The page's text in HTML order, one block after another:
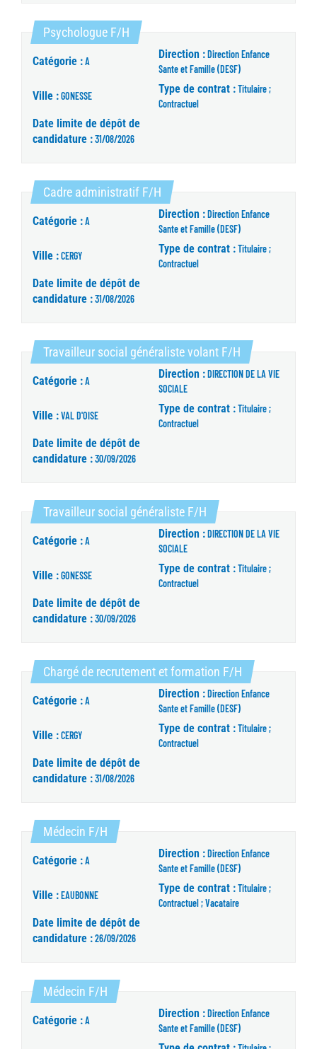
Psychologue F/H (Nouvelle fenêtre)
Catégorie :A
Direction :Direction Enfance
Sante et Famille (DESF)
Ville :GONESSE
Type de contrat :Titulaire ;
Contractuel
Date limite de dépôt de
candidature :31/08/2026
Cadre administratif F/H (Nouvelle fenêtre)
Catégorie :A
Direction :Direction Enfance
Sante et Famille (DESF)
Ville :CERGY
Type de contrat :Titulaire ;
Contractuel
Date limite de dépôt de
candidature :31/08/2026
Travailleur social généraliste volant F/H (Nouvelle
Catégorie :A
Direction :DIRECTION DE LA VIE
SOCIALE
Ville :VAL D'OISE
Type de contrat :Titulaire ;
Contractuel
Date limite de dépôt de
candidature :30/09/2026
Travailleur social généraliste F/H (Nouvelle fenêtre)
Catégorie :A
Direction :DIRECTION DE LA VIE
SOCIALE
Ville :GONESSE
Type de contrat :Titulaire ;
Contractuel
Date limite de dépôt de
candidature :30/09/2026
Chargé de recrutement et formation F/H (Nouvelle
Catégorie :A
Direction :Direction Enfance
Sante et Famille (DESF)
Ville :CERGY
Type de contrat :Titulaire ;
Contractuel
Date limite de dépôt de
candidature :31/08/2026
Médecin F/H (Nouvelle fenêtre)
Catégorie :A
Direction :Direction Enfance
Sante et Famille (DESF)
Ville :EAUBONNE
Type de contrat :Titulaire ;
Contractuel ; Vacataire
Date limite de dépôt de
candidature :26/09/2026
Médecin F/H (Nouvelle fenêtre)
Catégorie :A
Direction :Direction Enfance
Sante et Famille (DESF)